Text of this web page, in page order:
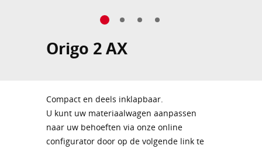
Origo 2 AX
Compact en deels inklapbaar.
U kunt uw materiaalwagen aanpassen
naar uw behoeften via onze online
configurator door op de volgende link te